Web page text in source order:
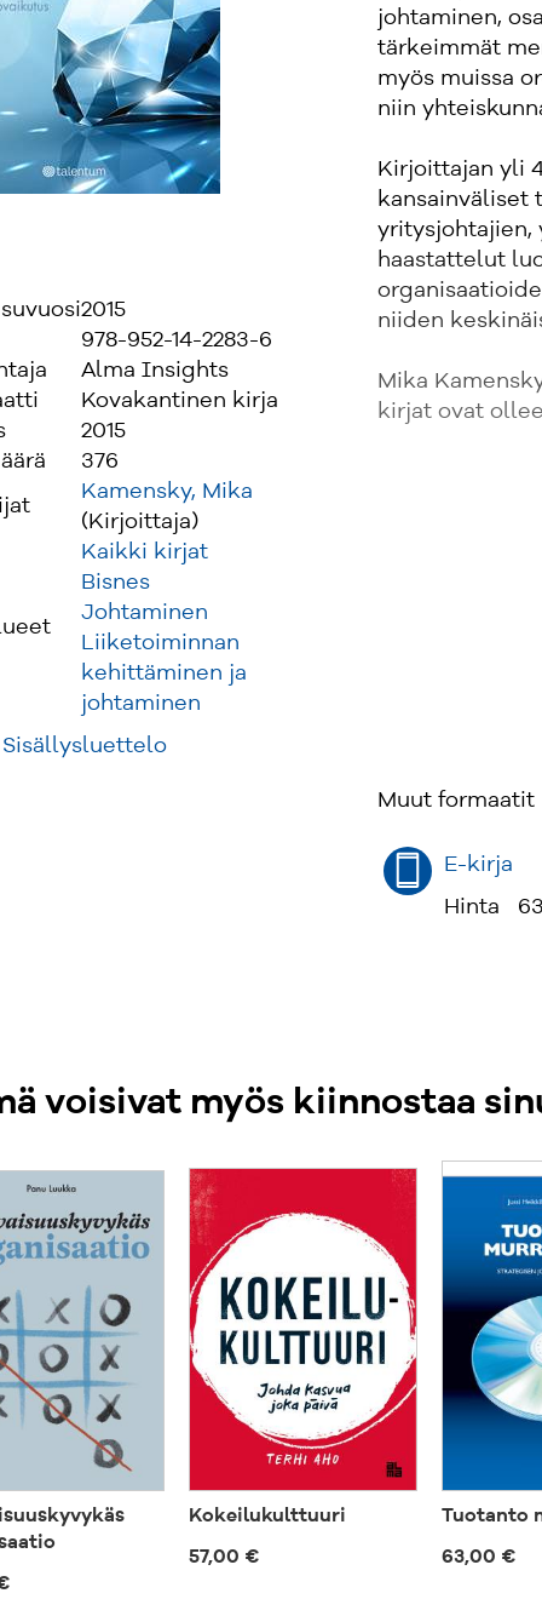
2015
978-952-14-2283-6
Alma Insights
Kovakantinen kirja
2015
376
Kamensky, Mika
(Kirjoittaja)
Kaikki kirjat
Bisnes
Johtaminen
Liiketoiminnan
kehittäminen ja
johtaminen
johtaminen,
tärkeimmät
myös muissa
niin
Kirjoittajan yli
kansainväliset
yritysjohtajien,
haastattelut
niiden
Mika
kirjat ovat
Sisällysluettelo
Muut formaatit
E-kirja
Hinta
voisivat myös kiinnostaa
Kokeilukulttuuri
57,00 €
Tuotanto
63,00 €